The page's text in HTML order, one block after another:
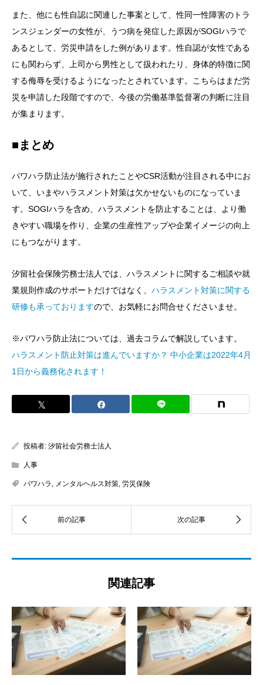
また、他にも性自認に関連した事案として、性同一性障害のトラ
ンスジェンダーの女性が、うつ病を発症した原因がSOGIハラで
あるとして、労災申請をした例があります。性自認が女性である
にも関わらず、上司から男性として扱われたり、身体的特徴に関
する侮辱を受けるようになったとされています。こちらはまだ労
災を申請した段階ですので、今後の労働基準監督署の判断に注目
が集まります。
■まとめ
パワハラ防止法が施行されたことやCSR活動が注目される中にお
いて、いまやハラスメント対策は欠かせないものになっていま
す。SOGIハラを含め、ハラスメントを防止することは、より働
きやすい職場を作り、企業の生産性アップや企業イメージの向上
にもつながります。
汐留社会保険労務士法人では、ハラスメントに関するご相談や就
業規則作成のサポートだけではなく、 ハラスメント対策に関する
研修も承っておりますので、お気軽にお問合せくださいませ。
※パワハラ防止法については、過去コラムで解説しています。
ハラスメント防止対策は進んでいますか？ 中小企業は2022年4月
1日から義務化されます！
投稿者: 汐留社会労務士法人
人事
パワハラ メンタルヘルス対策 労災保険
関連記事